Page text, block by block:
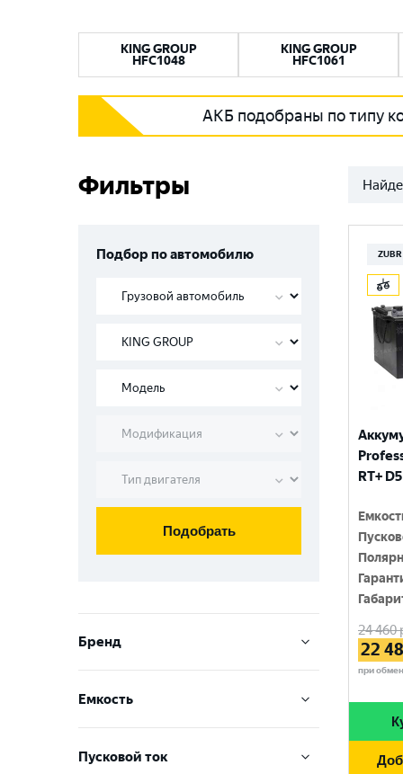
KING GROUP
HFC1048
KING GROUP
HFC1061
АКБ подобраны по типу
Фильтры
Подбор по автомобилю
Подобрать
Бренд
ZUBR
Емкость
Пусковой ток
ZUBR
RT+
24 460
22
при